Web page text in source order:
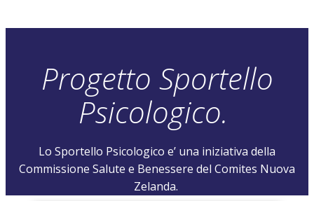
Progetto Sportello
Psicologico.
Lo Sportello Psicologico e’ una iniziativa della
Commissione Salute e Benessere del Comites Nuova
Zelanda.